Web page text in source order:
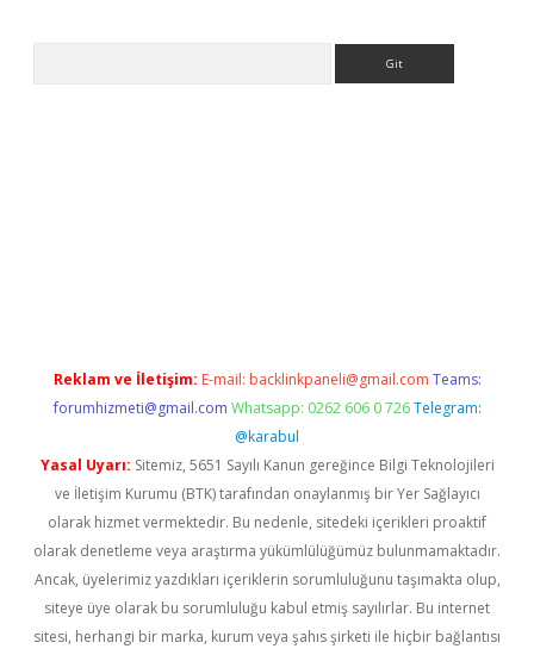
Reklam ve İletişim: E-mail: backlinkpaneli@gmail.com Teams:
forumhizmeti@gmail.com Whatsapp: 0262 606 0 726 Telegram:
@karabul
Yasal Uyarı: Sitemiz, 5651 Sayılı Kanun gereğince Bilgi Teknolojileri
ve İletişim Kurumu (BTK) tarafından onaylanmış bir Yer Sağlayıcı
olarak hizmet vermektedir. Bu nedenle, sitedeki içerikleri proaktif
olarak denetleme veya araştırma yükümlülüğümüz bulunmamaktadır.
Ancak, üyelerimiz yazdıkları içeriklerin sorumluluğunu taşımakta olup,
siteye üye olarak bu sorumluluğu kabul etmiş sayılırlar. Bu internet
sitesi, herhangi bir marka, kurum veya şahıs şirketi ile hiçbir bağlantısı